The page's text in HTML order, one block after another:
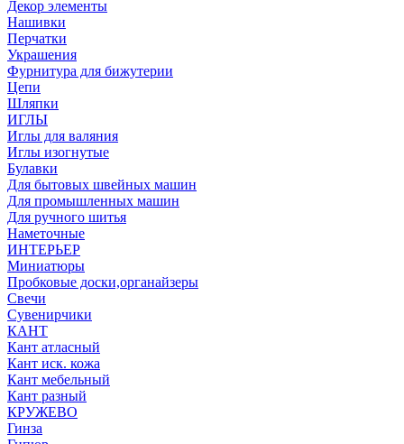
Декор элементы
Нашивки
Перчатки
Украшения
Фурнитура для бижутерии
Цепи
Шляпки
ИГЛЫ
Иглы для валяния
Иглы изогнутые
Булавки
Для бытовых швейных машин
Для промышленных машин
Для ручного шитья
Наметочные
ИНТЕРЬЕР
Миниатюры
Пробковые доски,органайзеры
Свечи
Сувенирчики
КАНТ
Кант атласный
Кант иск. кожа
Кант мебельный
Кант разный
КРУЖЕВО
Гинза